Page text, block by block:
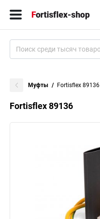
Муфты Fortisflex 89136
Fortisflex 89136